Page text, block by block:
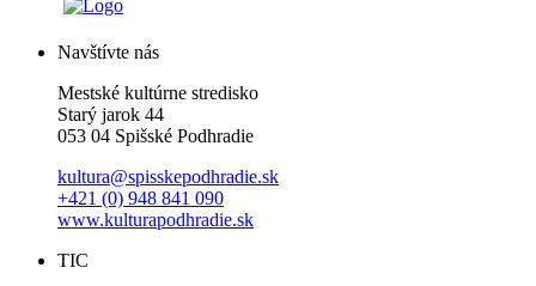
Navštívte nás
Mestské kultúrne stredisko
Starý jarok 44
053 04 Spišské Podhradie
kultura@spisskepodhradie.sk
+421 (0) 948 841 090
www.kulturapodhradie.sk
TIC